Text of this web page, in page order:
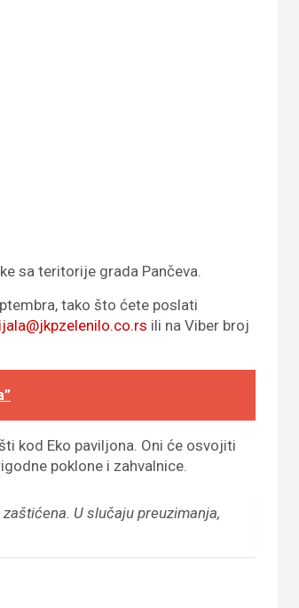
sa teritorije grada Pančeva.
tako što ćete poslati
ili na Viber broj
kod Eko paviljona. Oni će osvojiti
poklone i zahvalnice.
U slučaju preuzimanja,